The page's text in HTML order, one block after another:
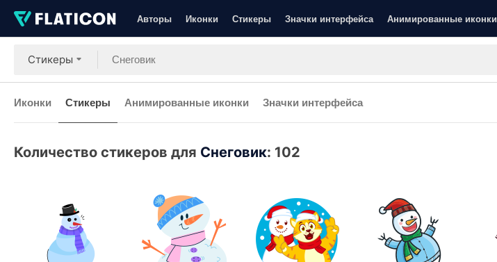
Авторы Иконки Стикеры Значки интерфейса Анимированные иконки
Стикеры
Иконки Стикеры Анимированные иконки Значки интерфейса
Количество стикеров для Снеговик: 102